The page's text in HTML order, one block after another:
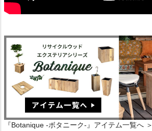
『Botanique -ボタニーク-』アイテム一覧へ ＞